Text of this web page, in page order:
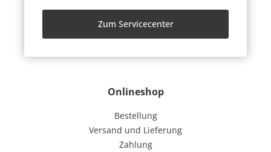
Onlineshop
Bestellung
Versand und Lieferung
Zahlung
Zum Servicecenter